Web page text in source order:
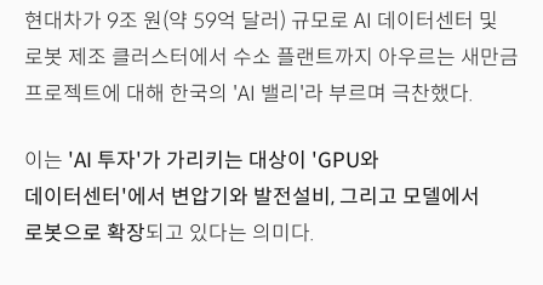
현대차가 9조 원(약 59억 달러) 규모로 AI 데이터센터 및
로봇 제조 클러스터에서 수소 플랜트까지 아우르는 새만금
프로젝트에 대해 한국의 'AI 밸리'라 부르며 극찬했다.
이는 'AI 투자'가 가리키는 대상이 'GPU와
데이터센터'에서 변압기와 발전설비, 그리고 모델에서
로봇으로 확장되고 있다는 의미다.